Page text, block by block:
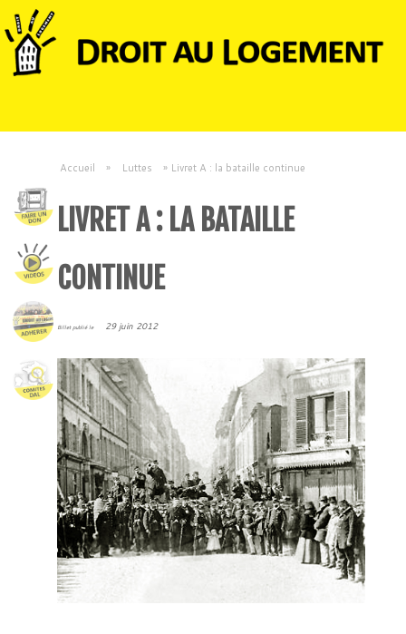
Accueil » Luttes » Livret A : la bataille continue
LIVRET A : LA BATAILLE
CONTINUE
Billet publié le 29 juin 2012